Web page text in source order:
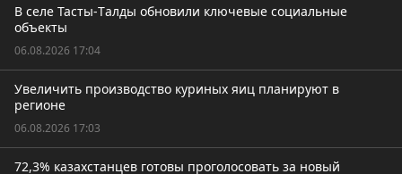
В селе Тасты-Tалды обновили ключевые социальные
объекты
06.08.2026 17:04
Увеличить производство куриных яиц планируют в
регионе
06.08.2026 17:03
72,3% казахстанцев готовы проголосовать за новый